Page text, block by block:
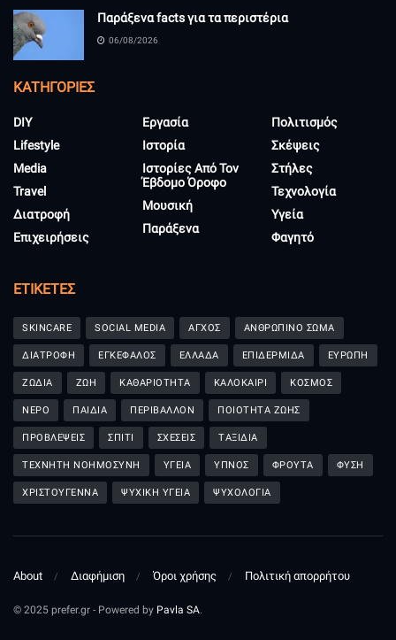
Παράξενα facts για τα περιστέρια
06/08/2026
KΑΤΗΓΟΡΊΕΣ
DIY
Lifestyle
Media
Travel
Διατροφή
Επιχειρήσεις
Εργασία
Ιστορία
Ιστορίες Από Τον
Έβδομο Όροφο
Μουσική
Παράξενα
Πολιτισμός
Σκέψεις
Στήλες
Τεχνολογία
Υγεία
Φαγητό
ΕΤΙΚΈΤΕΣ
SKINCARE SOCIAL MEDIA ΑΓΧΟΣ ΑΝΘΡΩΠΙΝΟ ΣΩΜΑ
ΔΙΑΤΡΟΦΗ ΕΓΚΕΦΑΛΟΣ ΕΛΛΑΔΑ ΕΠΙΔΕΡΜΙΔΑ ΕΥΡΩΠΗ
ΖΩΔΙΑ ΖΩΗ ΚΑΘΑΡΙΟΤΗΤΑ ΚΑΛΟΚΑΙΡΙ ΚΟΣΜΟΣ
ΝΕΡΟ ΠΑΙΔΙΑ ΠΕΡΙΒΑΛΛΟΝ ΠΟΙΟΤΗΤΑ ΖΩΗΣ
ΠΡΟΒΛΕΨΕΙΣ ΣΠΙΤΙ ΣΧΕΣΕΙΣ ΤΑΞΙΔΙΑ
ΤΕΧΝΗΤΗ ΝΟΗΜΟΣΥΝΗ ΥΓΕΙΑ ΥΠΝΟΣ ΦΡΟΥΤΑ ΦΥΣΗ
ΧΡΙΣΤΟΥΓΕΝΝΑ ΨΥΧΙΚΗ ΥΓΕΙΑ ΨΥΧΟΛΟΓΙΑ
About Διαφήμιση Όροι χρήσης Πολιτική απορρήτου
© 2025 prefer.gr - Powered by Pavla SA.